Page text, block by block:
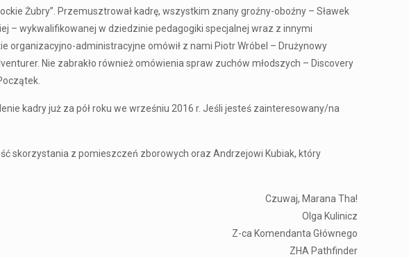
Żubry”. Przemusztrował kadrę, wszystkim znany groźny-oboźny – Sławek
– wykwalifikowanej w dziedzinie pedagogiki specjalnej wraz z innymi
administracyjne omówił z nami Piotr Wróbel – Drużynowy
Nie zabrakło również omówienia spraw zuchów młodszych – Discovery
kadry już za pół roku we wrześniu 2016 r. Jeśli jesteś zainteresowany/na
skorzystania z pomieszczeń zborowych oraz Andrzejowi Kubiak, który
Czuwaj, Marana Tha!
Olga Kulinicz
Z-ca Komendanta Głównego
ZHA Pathfinder